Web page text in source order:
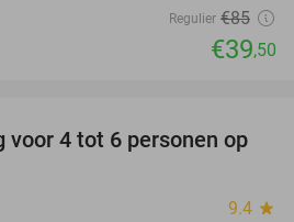
Regulier €85
€39,50
voor 4 tot 6 personen op
9.4 star